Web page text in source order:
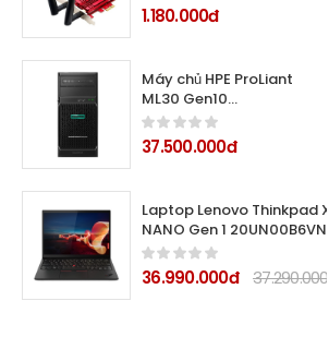
1.180.000đ
Máy chủ HPE ProLiant
ML30 Gen10
E2224/2*16Gb/2*2TB
37.500.000đ
Laptop Lenovo Thinkpad X1
NANO Gen 1 20UN00B6VN
(Core i5 1130G7/ 8Gb/
512Gb SSD/ 13
36.990.000đ 37.290.000đ